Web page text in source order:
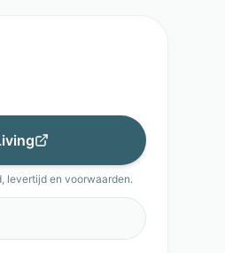
levertijd en voorwaarden.